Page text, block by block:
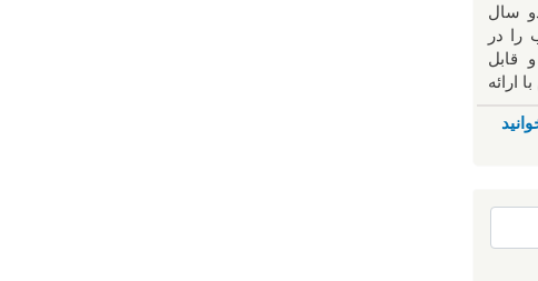
سال
را در
قابل
Suche